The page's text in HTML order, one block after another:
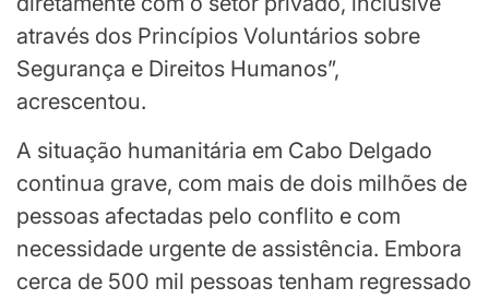
através dos Princípios Voluntários sobre
Segurança e Direitos Humanos”,
acrescentou.
A situação humanitária em Cabo Delgado
continua grave, com mais de dois milhões de
pessoas afectadas pelo conflito e com
necessidade urgente de assistência. Embora
cerca de 500 mil pessoas tenham regressado